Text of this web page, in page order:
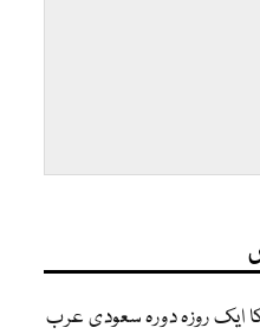
ایک روزہ دورہ سعودی عرب